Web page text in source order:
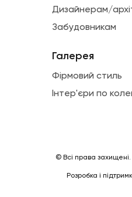
Дизайнерам/
Забудовникам
Галерея
Фірмовий стиль
Інтер'єри по
© Всі права
Розробка і